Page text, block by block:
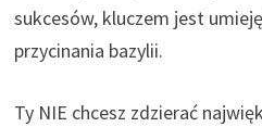
sukcesów, kluczem jest
przycinania bazylii.
Ty NIE chcesz zdzierać